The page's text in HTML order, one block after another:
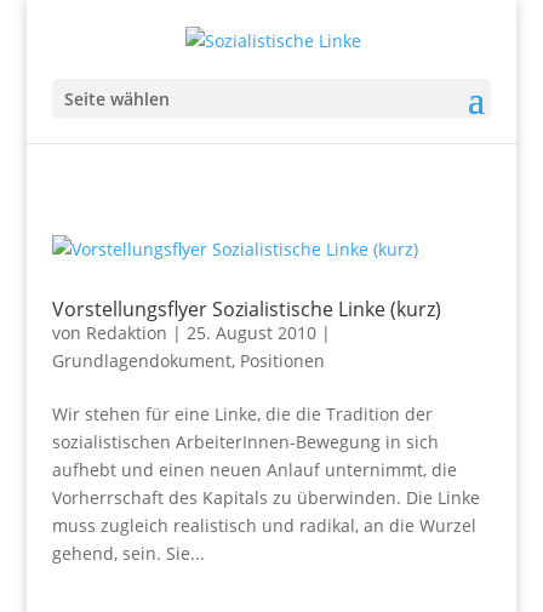
Seite wählen
Vorstellungsflyer Sozialistische Linke (kurz)
von Redaktion | 25. August 2010|
Grundlagendokument, Positionen
Wir stehen für eine Linke, die die Tradition der
sozialistischen ArbeiterInnen-Bewegung in sich
aufhebt und einen neuen Anlauf unternimmt, die
Vorherrschaft des Kapitals zu überwinden. Die Linke
muss zugleich realistisch und radikal, an die Wurzel
gehend, sein. Sie...